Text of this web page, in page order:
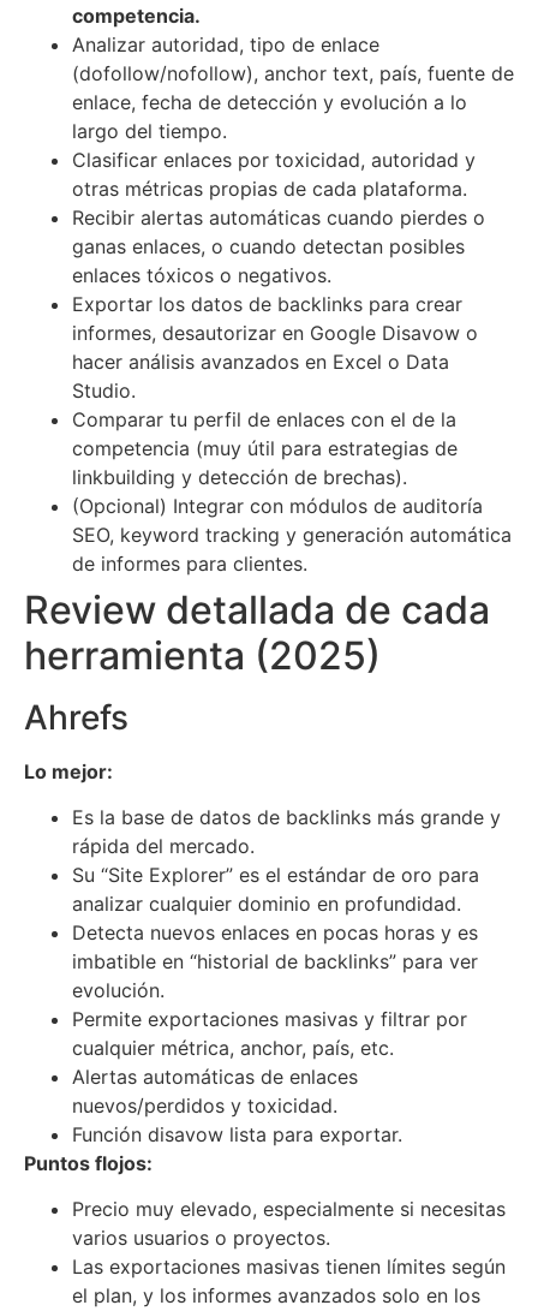
competencia.
Analizar autoridad, tipo de enlace
(dofollow/nofollow), anchor text, país, fuente de
enlace, fecha de detección y evolución a lo
largo del tiempo.
Clasificar enlaces por toxicidad, autoridad y
otras métricas propias de cada plataforma.
Recibir alertas automáticas cuando pierdes o
ganas enlaces, o cuando detectan posibles
enlaces tóxicos o negativos.
Exportar los datos de backlinks para crear
informes, desautorizar en Google Disavow o
hacer análisis avanzados en Excel o Data
Studio.
Comparar tu perfil de enlaces con el de la
competencia (muy útil para estrategias de
linkbuilding y detección de brechas).
(Opcional) Integrar con módulos de auditoría
SEO, keyword tracking y generación automática
de informes para clientes.
Review detallada de cada
herramienta (2025)
Ahrefs
Lo mejor:
Es la base de datos de backlinks más grande y
rápida del mercado.
Su “Site Explorer” es el estándar de oro para
analizar cualquier dominio en profundidad.
Detecta nuevos enlaces en pocas horas y es
imbatible en “historial de backlinks” para ver
evolución.
Permite exportaciones masivas y filtrar por
cualquier métrica, anchor, país, etc.
Alertas automáticas de enlaces
nuevos/perdidos y toxicidad.
Función disavow lista para exportar.
Puntos flojos:
Precio muy elevado, especialmente si necesitas
varios usuarios o proyectos.
Las exportaciones masivas tienen límites según
el plan, y los informes avanzados solo en los